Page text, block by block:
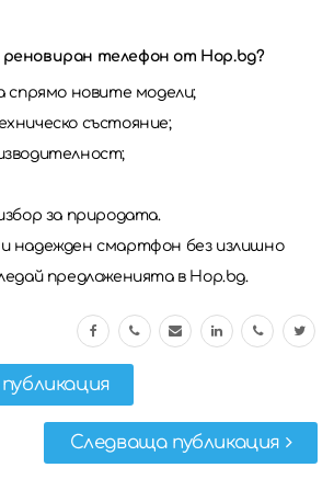
телефон от Hop.bg?
спрямо новите модели;
състояние;
за природата.
надежден смартфон без излишно
предложенията в Hop.bg.
Следваща публикация